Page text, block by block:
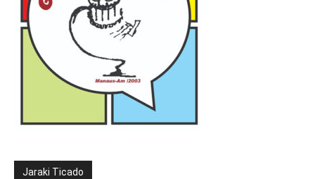
Jaraki Ticado